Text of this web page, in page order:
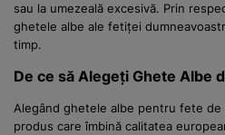
sau la umezeală excesivă. Prin
ghetele albe ale fetiței
timp.
De ce să Alegeți Ghete Albe
Alegând ghetele albe pentru fete de
produs care îmbină calitatea